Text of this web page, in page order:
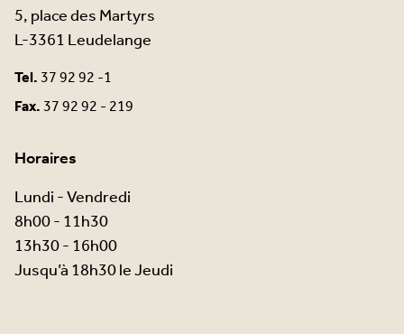
5, place des Martyrs
L-3361 Leudelange
Tel.37 92 92 -1
Fax.37 92 92 - 219
Horaires
Lundi - Vendredi
8h00 - 11h30
13h30 - 16h00
Jusqu’à 18h30 le Jeudi